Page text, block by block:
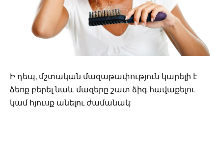
Ի դեպ, մշտական մազաթափություն կարելի է
ձեռք բերել նաև մազերը շատ ձիգ հավաքելու
կամ հյուսք անելու ժամանակ: